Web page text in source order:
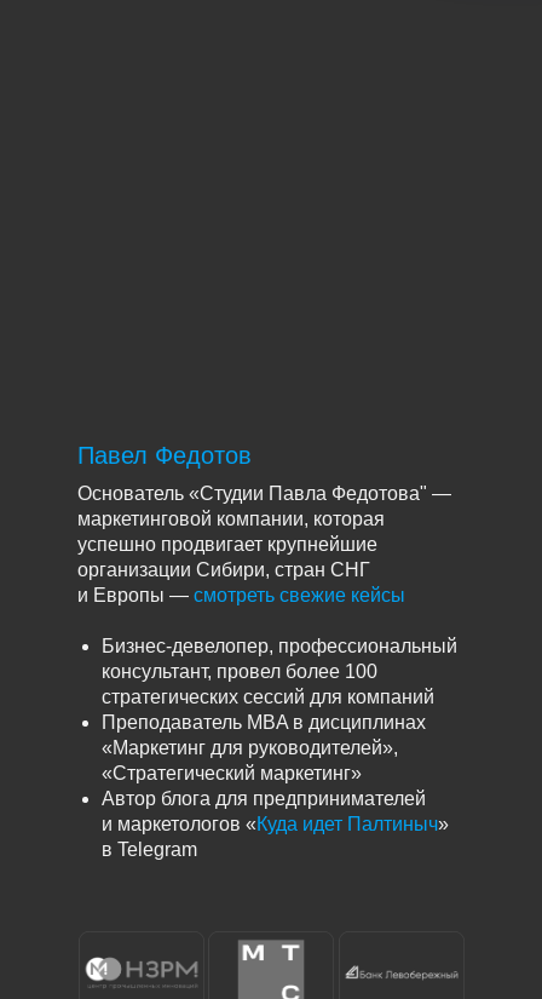
Павел Федотов
Основатель «Студии Павла Федотова" —
маркетинговой компании, которая
успешно продвигает крупнейшие
организации Сибири, стран СНГ
и Европы — смотреть свежие кейсы
Бизнес-девелопер, профессиональный
консультант, провел более 100
стратегических сессий для компаний
Преподаватель MBA в дисциплинах
«Маркетинг для руководителей»,
«Стратегический маркетинг»
Автор блога для предпринимателей
и маркетологов «Куда идет Палтиныч»
в Telegram